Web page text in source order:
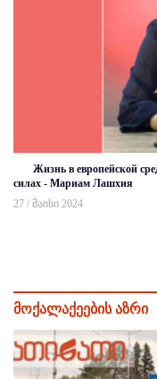
Жизнь в европейской
силах - Мариам Лашхия
27 / მაისი 2024
მოქალაქეების აზრი